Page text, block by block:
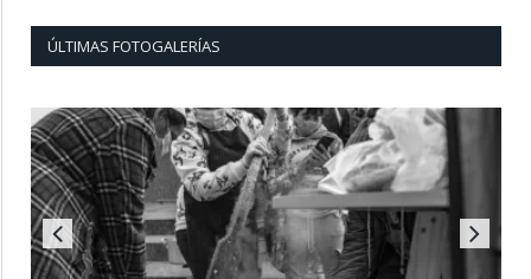
ÚLTIMAS FOTOGALERÍAS